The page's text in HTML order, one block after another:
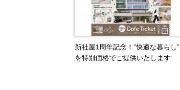
新社屋1周年記念！”快適な暮らし”
を特別価格でご提供いたします